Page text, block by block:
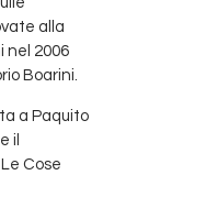
alla
nel 2006
Boarini.
a Paquito
il
Cose